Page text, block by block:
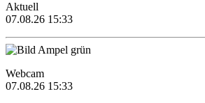
Aktuell
07.08.26 15:33
Webcam
07.08.26 15:33